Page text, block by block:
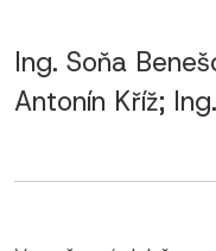
Ing. Soňa
Antonín Kříž;